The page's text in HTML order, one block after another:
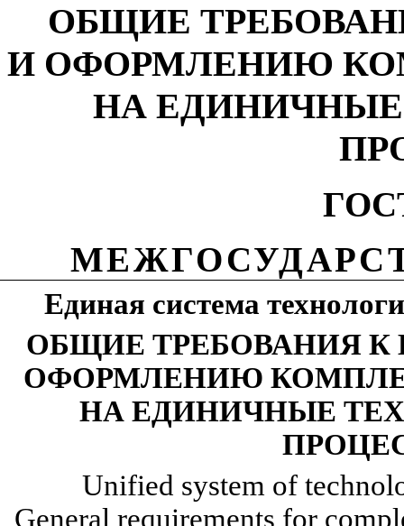
ОБЩИЕ
И ОФОРМЛЕНИЮ
НА
Единая система
ОБЩИЕ ТРЕБОВАНИЯ
ОФОРМЛЕНИЮ
НА ЕДИНИЧНЫЕ
Unified system of
General requirements for